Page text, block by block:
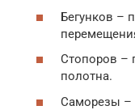
Бегунков –
Стопоров –
полотна.
Саморезы –